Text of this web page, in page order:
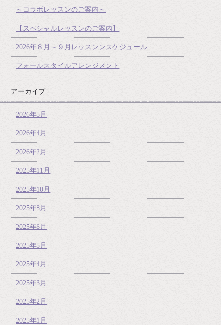
～コラボレッスンのご案内～
【スペシャルレッスンのご案内】
2026年８月～９月レッスンンスケジュール
フォールスタイルアレンジメント
アーカイブ
2026年5月
2026年4月
2026年2月
2025年11月
2025年10月
2025年8月
2025年6月
2025年5月
2025年4月
2025年3月
2025年2月
2025年1月